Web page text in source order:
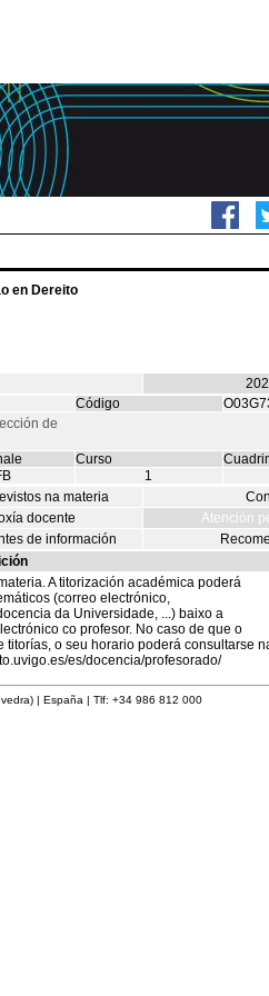
en Dereito
Código
de
Curso
1
na materia
docente
Atención
de información
A titorización académica poderá
(correo electrónico,
da Universidade, ...) baixo a
co profesor. No caso de que o
o seu horario poderá consultarse
es/docencia/profesorado/
| España | Tlf: +34 986 812 000